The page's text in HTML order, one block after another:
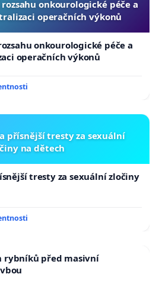
onkourologické péče a
operačních výkonů
onkourologické péče a
operačních výkonů
přísnější tresty za sexuální
na dětech
tresty za sexuální zločiny
rybníků před masivní